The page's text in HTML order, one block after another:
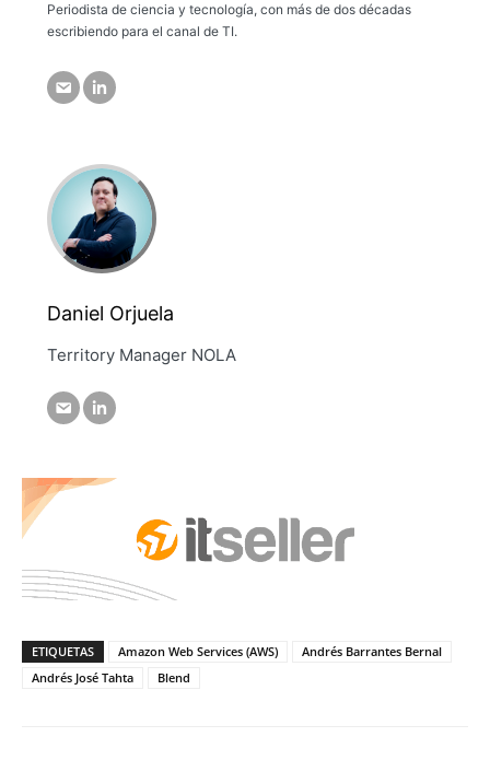
Periodista de ciencia y tecnología, con más de dos décadas
escribiendo para el canal de TI.
Daniel Orjuela
Territory Manager NOLA
ETIQUETAS Amazon Web Services (AWS)
Andrés Barrantes Bernal
Andrés José Tahta
Blend